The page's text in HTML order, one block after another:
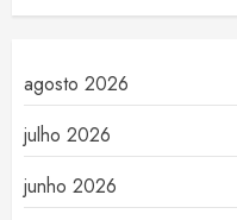
agosto 2026
julho 2026
junho 2026